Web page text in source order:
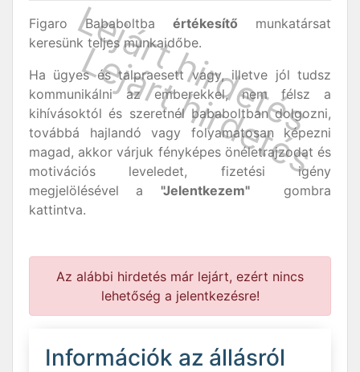
Figaro Bababoltba értékesítő munkatársat
keresünk teljes munkaidőbe.
Ha ügyes és talpraesett vagy, illetve jól tudsz
kommunikálni az emberekkel, nem félsz a
kihívásoktól és szeretnél bababoltban dolgozni,
továbbá hajlandó vagy folyamatosan képezni
magad, akkor várjuk fényképes önéletrajzodat és
motivációs leveledet, fizetési igény
megjelölésével a "Jelentkezem"gombra
kattintva.
Az alábbi hirdetés már lejárt, ezért nincs
lehetőség a jelentkezésre!
Információk az állásról